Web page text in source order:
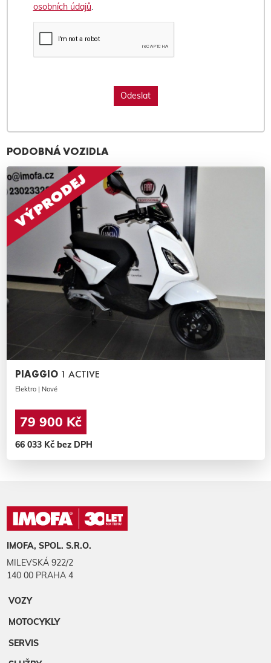
osobních údajů.
PODOBNÁ VOZIDLA
PIAGGIO 1 ACTIVE
Elektro | Nové
79 900 Kč
66 033 Kč bez DPH
IMOFA, SPOL. S.R.O.
MILEVSKÁ 922/2
140 00 PRAHA 4
VOZY
MOTOCYKLY
SERVIS